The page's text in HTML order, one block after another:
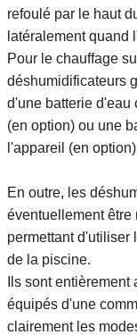
refoulé par le haut
latéralement quand
Pour le chauffage
déshumidificateurs
d'une batterie d'eau
(en option) ou une
l'appareil (en
En outre, les
éventuellement être
permettant d'utiliser
de la piscine.
Ils sont
équipés d'une
clairement les